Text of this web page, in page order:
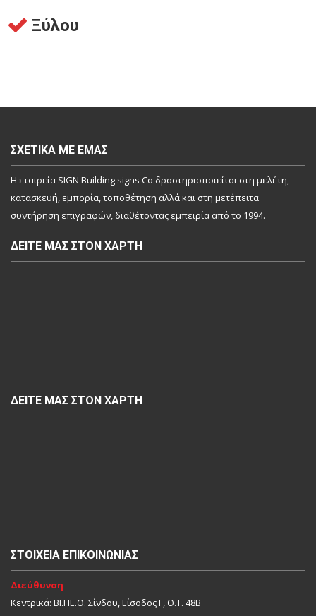
Ξύλου
ΣΧΕΤΙΚΆ ΜΕ ΕΜΆΣ
Η εταιρεία SIGN Building signs Co δραστηριοποιείται στη μελέτη,
κατασκευή, εμπορία, τοποθέτηση αλλά και στη μετέπειτα
συντήρηση επιγραφών, διαθέτοντας εμπειρία από το 1994.
ΔΕΊΤΕ ΜΑΣ ΣΤΟΝ ΧΆΡΤΗ
ΔΕΊΤΕ ΜΑΣ ΣΤΟΝ ΧΆΡΤΗ
ΣΤΟΙΧΕΊΑ ΕΠΙΚΟΙΝΩΝΊΑΣ
Διεύθυνση
Κεντρικά: ΒΙ.ΠΕ.Θ. Σίνδου, Είσοδος Γ, Ο.Τ. 48Β